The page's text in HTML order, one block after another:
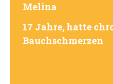
Melina
17 Jahre, hatte
Bauchschmerzen